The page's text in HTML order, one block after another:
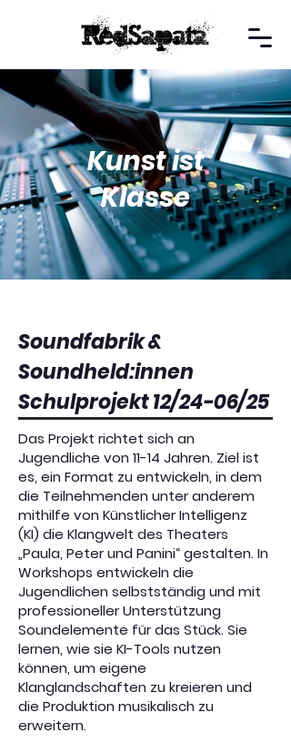
Kunst ist
Klasse
Soundfabrik &
Soundheld:innen
Schulprojekt 12/24-06/25
Das Projekt richtet sich an
Jugendliche von 11-14 Jahren. Ziel ist
es, ein Format zu entwickeln, in dem
die Teilnehmenden unter anderem
mithilfe von Künstlicher Intelligenz
(KI) die Klangwelt des Theaters
„Paula, Peter und Panini“ gestalten. In
Workshops entwickeln die
Jugendlichen selbstständig und mit
professioneller Unterstützung
Soundelemente für das Stück. Sie
lernen, wie sie KI-Tools nutzen
können, um eigene
Klanglandschaften zu kreieren und
die Produktion musikalisch zu
erweitern.